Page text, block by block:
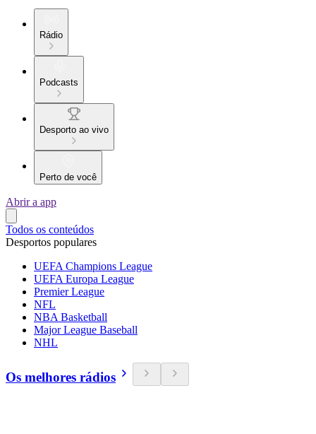
Rádio
Podcasts
Desporto ao vivo
Perto de você
Abrir a app
Todos os conteúdos
Desportos populares
UEFA Champions League
UEFA Europa League
Premier League
NFL
NBA Basketball
Major League Baseball
NHL
Os melhores rádios